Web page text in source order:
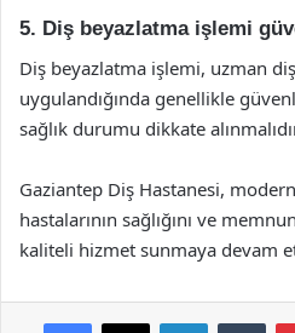
5. Diş beyazlatma işlemi
Diş beyazlatma işlemi, uzman
uygulandığında genellikle
sağlık durumu dikkate
Gaziantep Diş Hastanesi,
hastalarının sağlığını ve
kaliteli hizmet sunmaya devam
Facebook
X LinkedIn